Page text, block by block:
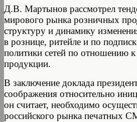
Д.В. Мартынов рассмотрел
мирового рынка розничных
структуру и динамику
в рознице, ритейле и по
политики сетей по отношению
продукции.
В заключение доклада
соображения относительно
он считает, необходимо
российского рынка печатных